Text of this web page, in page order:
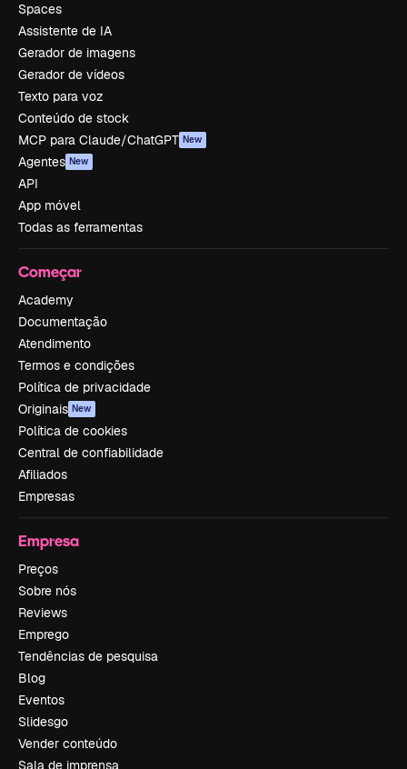
Spaces
Assistente de IA
Gerador de imagens
Gerador de vídeos
Texto para voz
Conteúdo de stock
MCP para Claude/ChatGPT New
Agentes New
API
App móvel
Todas as ferramentas
Começar
Academy
Documentação
Atendimento
Termos e condições
Política de privacidade
Originais New
Política de cookies
Central de confiabilidade
Afiliados
Empresas
Empresa
Preços
Sobre nós
Reviews
Emprego
Tendências de pesquisa
Blog
Eventos
Slidesgo
Vender conteúdo
Sala de imprensa